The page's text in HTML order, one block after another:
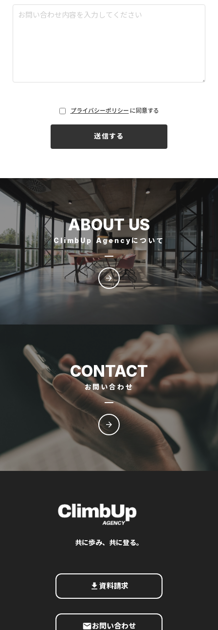
プライバシーポリシー に同意する
送信する
ABOUT US
ClimbUp Agencyについて
arrow_forward
CONTACT
お問い合わせ
arrow_forward
共に歩み、共に登る。
get_app 資料請求
emailお問い合わせ